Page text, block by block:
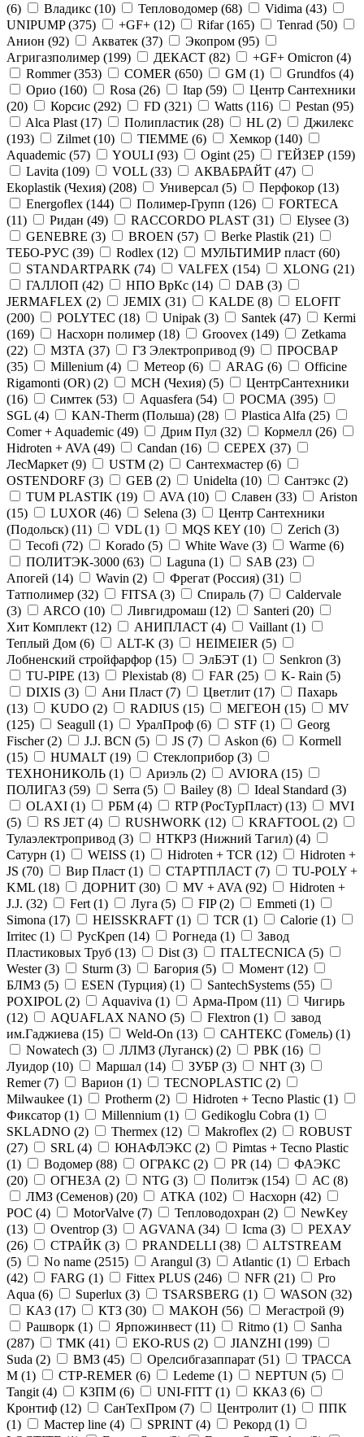
(6) Владикс (10) Тепловодомер (68) Vidima (43)
UNIPUMP (375) +GF+ (12) Rifar (165) Tenrad (50)
Анион (92) Акватек (37) Экопром (95)
Агригазполимер (199) ДЕКАСТ (82) +GF+ Omicron (4)
Rommer (353) COMER (650) GM (1) Grundfos (4)
Орио (160) Rosa (26) Itap (59)
Центр Сантехники
(20) Корсис (292) FD (321) Watts (116) Pestan (95)
Alca Plast (17) Полипластик (28) HL (2)
Джилекс
(193) Zilmet (10) TIEMME (6) Хемкор (140)
Aquademic (57) YOULI (93) Ogint (25) ГЕЙЗЕР (159)
Lavita (109) VOLL (33) АКВАБРАЙТ (47)
Ekoplastik (Чехия) (208) Универсал (5) Перфокор (13)
Energoflex (144) Полимер-Групп (126)
FORTECA
(11) Ридан (49) RACCORDO PLAST (31) Elysee (3)
GENEBRE (3) BROEN (57) Berke Plastik (21)
ТЕБО-РУС (39) Rodlex (12) МУЛЬТИМИР пласт (60)
STANDARTPARK (74) VALFEX (154) XLONG (21)
ГАЛЛОП (42) НПО ВрКс (14) DAB (3)
JERMAFLEX (2) JEMIX (31) KALDE (8)
ELOFIT
(200) POLYTEC (18) Unipak (3) Santek (47)
Kermi
(169) Насхорн полимер (18) Groovex (149)
Zetkama
(22) МЗТА (37) ГЗ Электропривод (9)
ПРОСВАР
(35) Millenium (4) Метеор (6) ARAG (6)
Officine
Rigamonti (OR) (2) MCH (Чехия) (5)
ЦентрСантехники
(16) Симтек (53) Aquasfera (54) РОСМА (395)
SGL (4) KAN-Therm (Польша) (28) Plastica Alfa (25)
Comer + Aquademic (49) Дрим Пул (32) Кормелл (26)
Hidroten + AVA (49) Candan (16) CEPEX (37)
ЛесМаркет (9) USTM (2) Сантехмастер (6)
OSTENDORF (3) GEB (2) Unidelta (10) Сантэкс (2)
TUM PLASTIK (19) AVA (10) Славен (33)
Ariston
(15) LUXOR (46) Selena (3)
Центр Сантехники
(Подольск) (11) VDL (1) MQS KEY (10) Zerich (3)
Tecofi (72) Korado (5) White Wave (3) Warme (6)
ПОЛИТЭК-3000 (63) Laguna (1) SAB (23)
Апогей (14) Wavin (2) Фрегат (Россия) (31)
Татполимер (32) FITSA (3) Спираль (7)
Caldervale
(3) ARCO (10) Ливгидромаш (12) Santeri (20)
Хит Комплект (12) АНИПЛАСТ (4) Vaillant (1)
Теплый Дом (6) ALT-K (3) HEIMEIER (5)
Лобненский стройфарфор (15) ЭлБЭТ (1) Senkron (3)
TU-PIPE (13) Plexistab (8) FAR (25) K- Rain (5)
DIXIS (3) Ани Пласт (7) Цветлит (17)
Пахарь
(13) KUDO (2) RADIUS (15) МЕГЕОН (15)
MV
(125) Seagull (1) УралПроф (6) STF (1)
Georg
Fischer (2) J.J. BCN (5) JS (7) Askon (6)
Kormell
(15) HUMALT (19) Стеклоприбор (3)
ТЕХНОНИКОЛЬ (1) Ариэль (2) AVIORA (15)
ПОЛИГАЗ (59) Serra (5) Bailey (8) Ideal Standard (3)
OLAXI (1) РБМ (4) RTP (РосТурПласт) (13)
MVI
(5) RS JET (4) RUSHWORK (12) KRAFTOOL (2)
Тулаэлектропривод (3) НТКРЗ (Нижний Тагил) (4)
Сатурн (1) WEISS (1) Hidroten + TCR (12)
Hidroten +
JS (70) Вир Пласт (1) СТАРТПЛАСТ (7)
TU-POLY +
KML (18) ДОРНИТ (30) MV + AVA (92)
Hidroten +
J.J. (32) Fert (1) Луга (5) FIP (2) Emmeti (1)
Simona (17) НEISSKRAFT (1) TCR (1) Calorie (1)
Irritec (1) РусКреп (14) Рогнеда (1)
Завод
Пластиковых Труб (13) Dist (3) ITALTECNICA (5)
Wester (3) Sturm (3) Багория (5) Момент (12)
БЛМЗ (5) ESEN (Турция) (1) SantechSystems (55)
POXIPOL (2) Aquaviva (1) Арма-Пром (11)
Чигирь
(12) AQUAFLAX NANO (5) Flextron (1)
завод
им.Гаджиева (15) Weld-On (13) САНТЕКС (Гомель) (1)
Nowatech (3) ЛЛМЗ (Луганск) (2) РВК (16)
Луидор (10) Маршал (14) ЗУБР (3) NHT (3)
Remer (7) Варион (1) TECNOPLASTIC (2)
Milwaukee (1) Protherm (2) Hidroten + Tecno Plastic (1)
Фиксатор (1) Millennium (1) Gedikoglu Cobra (1)
SKLADNO (2) Thermex (12) Makroflex (2)
ROBUST
(27) SRL (4) ЮНАФЛЭКС (2)
Pimtas + Tecno Plastic
(1) Водомер (88) ОГРАКС (2) PR (14)
ФАЭКС
(20) ОГНЕЗА (2) NTG (3) Политэк (154) АС (8)
ЛМЗ (Семенов) (20) АТКА (102) Насхорн (42)
РОС (4) MotorValve (7) Тепловодохран (2)
NewKey
(13) Oventrop (3) AGVANA (34) Icma (3)
РЕХАУ
(26) СТРАЙК (3) PRANDELLI (38)
ALTSTREAM
(5) No name (2515) Arangul (3) Atlantic (1)
Erbach
(42) FARG (1) Fittex PLUS (246) NFR (21)
Pro
Aqua (6) Superlux (3) TSARSBERG (1) WASON (32)
КАЗ (17) КТЗ (30) МАКОН (56) Мегастрой (9)
Рашворк (1) Ярпожинвест (11) Ritmo (1)
Sanha
(287) ТМК (41) EKO-RUS (2) JIANZHI (199)
Suda (2) ВМЗ (45) Орелсибгазаппарат (51)
ТРАССА
М (1) CTP-REMER (6) Ledeme (1) NEPTUN (5)
Tangit (4) КЗПМ (6) UNI-FITT (1) ККАЗ (6)
Кронтиф (12) СанТехПром (7) Центролит (1)
ППК
(1) Мастер line (4) SPRINT (4) Рекорд (1)